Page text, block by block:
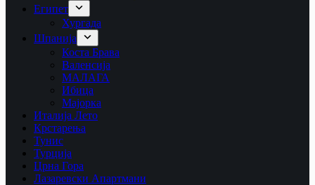
Египет
Хургада
Шпанија
Коста Брава
Валенсија
МАЛАГА
Ибица
Мајорка
Италија Лето
Крстарења
Тунис
Турција
Црна Гора
Лазаревски Апартмани